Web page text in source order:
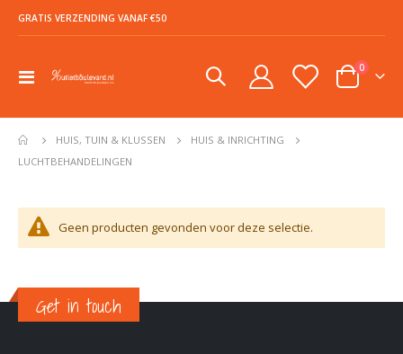
GRATIS VERZENDING VANAF €50
Toggle
Cart
0
HUIS, TUIN & KLUSSEN
HUIS & INRICHTING
LUCHTBEHANDELINGEN
Geen producten gevonden voor deze selectie.
€ 64,99 € 39,99
€ 39,99 € 19,95
Get in touch